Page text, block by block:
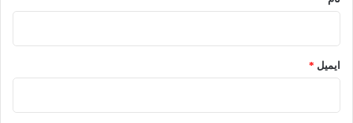
ایمیل *